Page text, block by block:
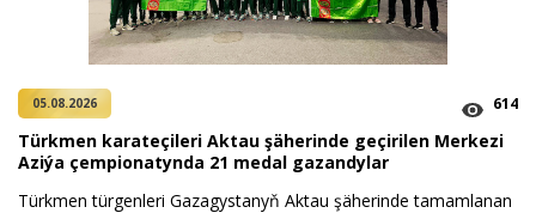
05.08.2026 614
Türkmen karateçileri Aktau şäherinde geçirilen Merkezi
Aziýa çempionatynda 21 medal gazandylar
Türkmen türgenleri Gazagystanyň Aktau şäherinde tamamlanan